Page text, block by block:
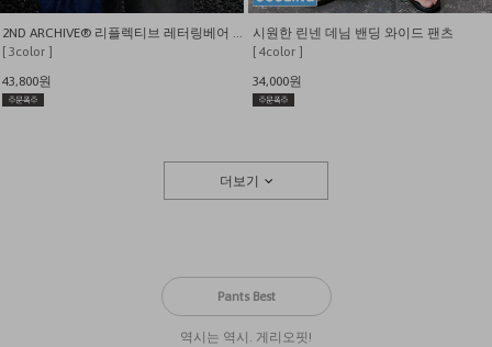
[ 3color ]
43,800원
시원한 린넨 데님 밴딩 와이드 팬츠
[ 4color ]
34,000원
더보기
Pants Best
역시는 역시. 게리오핏!